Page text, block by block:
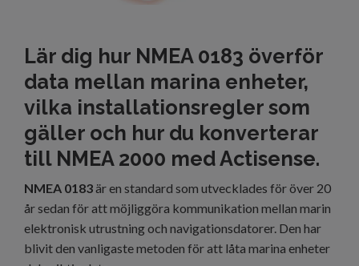
Lär dig hur NMEA 0183 överför
data mellan marina enheter,
vilka installationsregler som
gäller och hur du konverterar
till NMEA 2000 med Actisense.
NMEA 0183är en standard som utvecklades för över 20
år sedan för att möjliggöra kommunikation mellan marin
elektronisk utrustning och navigationsdatorer. Den har
blivit den vanligaste metoden för att låta marina enheter